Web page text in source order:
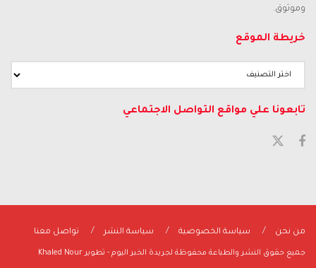
وموثوق.
خريطة الموقع
تابعونا علي مواقع التواصل الاجتماعي
من نحن سياسة الخصوصية سياسة النشر تواصل معنا
جميع حقوق النشر والطباعة محفوظة لجريدة الخبر اليوم - تطوير Khaled Nour